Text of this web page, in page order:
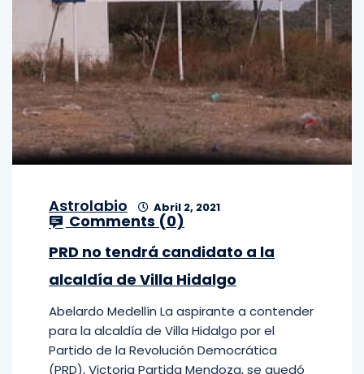
Astrolabio Abril 2, 2021
Comments (0)
PRD no tendrá candidato a la
alcaldía de Villa Hidalgo
Abelardo Medellín La aspirante a contender
para la alcaldía de Villa Hidalgo por el
Partido de la Revolución Democrática
(PRD), Victoria Partida Mendoza, se quedó